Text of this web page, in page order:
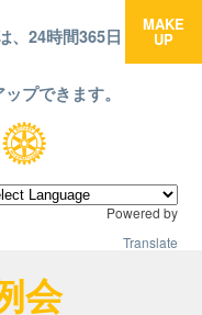
、24時間365日
プできます。
MAKE
UP
Powered by
Translate
会